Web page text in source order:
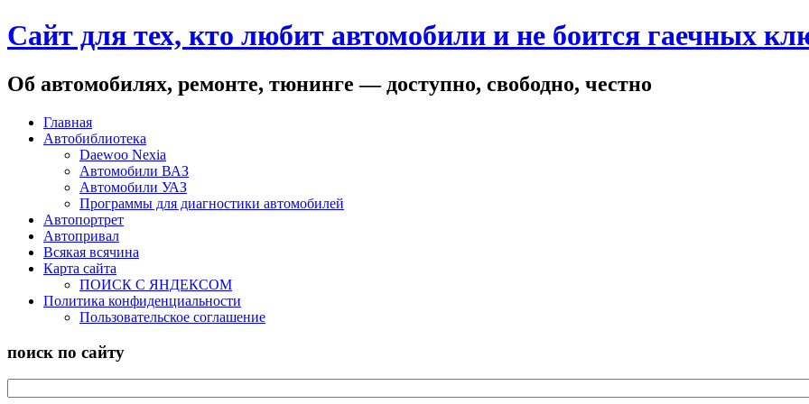
Сайт для тех, кто любит автомобили и не боится гаечных
Об автомобилях, ремонте, тюнинге — доступно, свободно, честно
Главная
Автобиблиотека
Daewoo Nexia
Автомобили ВАЗ
Автомобили УАЗ
Программы для диагностики автомобилей
Автопортрет
Автопривал
Всякая всячина
Карта сайта
ПОИСК С ЯНДЕКСОМ
Политика конфиденциальности
Пользовательское соглашение
поиск по сайту